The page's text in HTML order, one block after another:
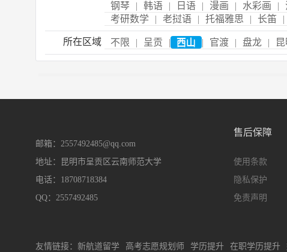
钢琴
| 韩语 | 日语 | 漫画 | 水彩画 |
考研数学
| 老挝语 | 托福雅思 | 长笛 |
所在区域 不限 | 呈贡 | 西山 | 官渡 | 盘龙 |
邮箱：2557492485@qq.com
地址：昆明市呈贡区云南师范大学
电话：18708718384
QQ：2557492485
售后保障
使用条款
隐私保护
免责声明
友情链接： 新航道留学 高考志愿规划师 学历提升 在职学历提升